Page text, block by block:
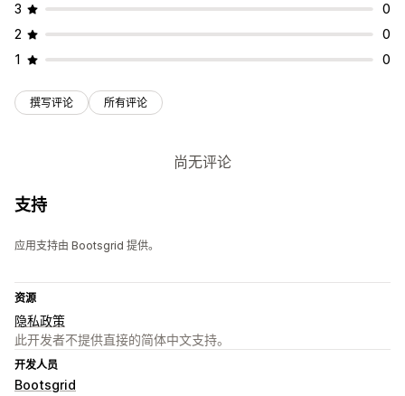
3
0
2
0
1
0
撰写评论 所有评论
尚无评论
支持
应用支持由 Bootsgrid 提供。
资源
隐私政策
此开发者不提供直接的简体中文支持。
开发人员
Bootsgrid